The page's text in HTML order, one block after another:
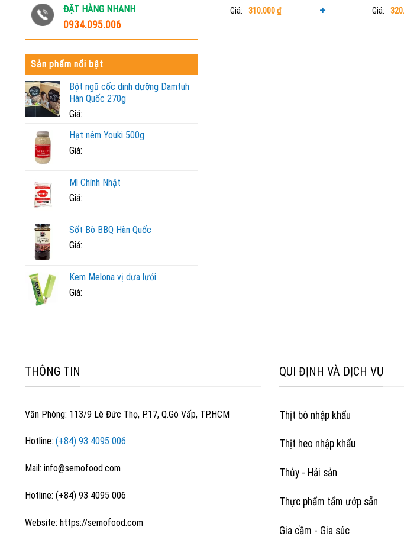
ĐẶT HÀNG NHANH
0934.095.006
Sản phẩm nổi bật
Bột ngũ cốc dinh dưỡng Damtuh
Hàn Quốc 270g
Giá:
Hạt nêm Youki 500g
Giá:
Mì Chính Nhật
Giá:
Sốt Bò BBQ Hàn Quốc
Giá:
Kem Melona vị dưa lưới
Giá:
Giá: 310.000₫ Giá:
THÔNG TIN
Văn Phòng: 113/9 Lê Đức Thọ, P.17, Q.Gò Vấp, TP.HCM
Hotline: (+84) 93 4095 006
Mail: info@semofood.com
Hotline: (+84) 93 4095 006
Website: https://semofood.com
QUI ĐỊNH VÀ DỊCH VỤ
Thịt bò nhập khẩu
Thịt heo nhập khẩu
Thủy - Hải sản
Thực phẩm tẩm ướp sẵn
Gia cầm - Gia súc